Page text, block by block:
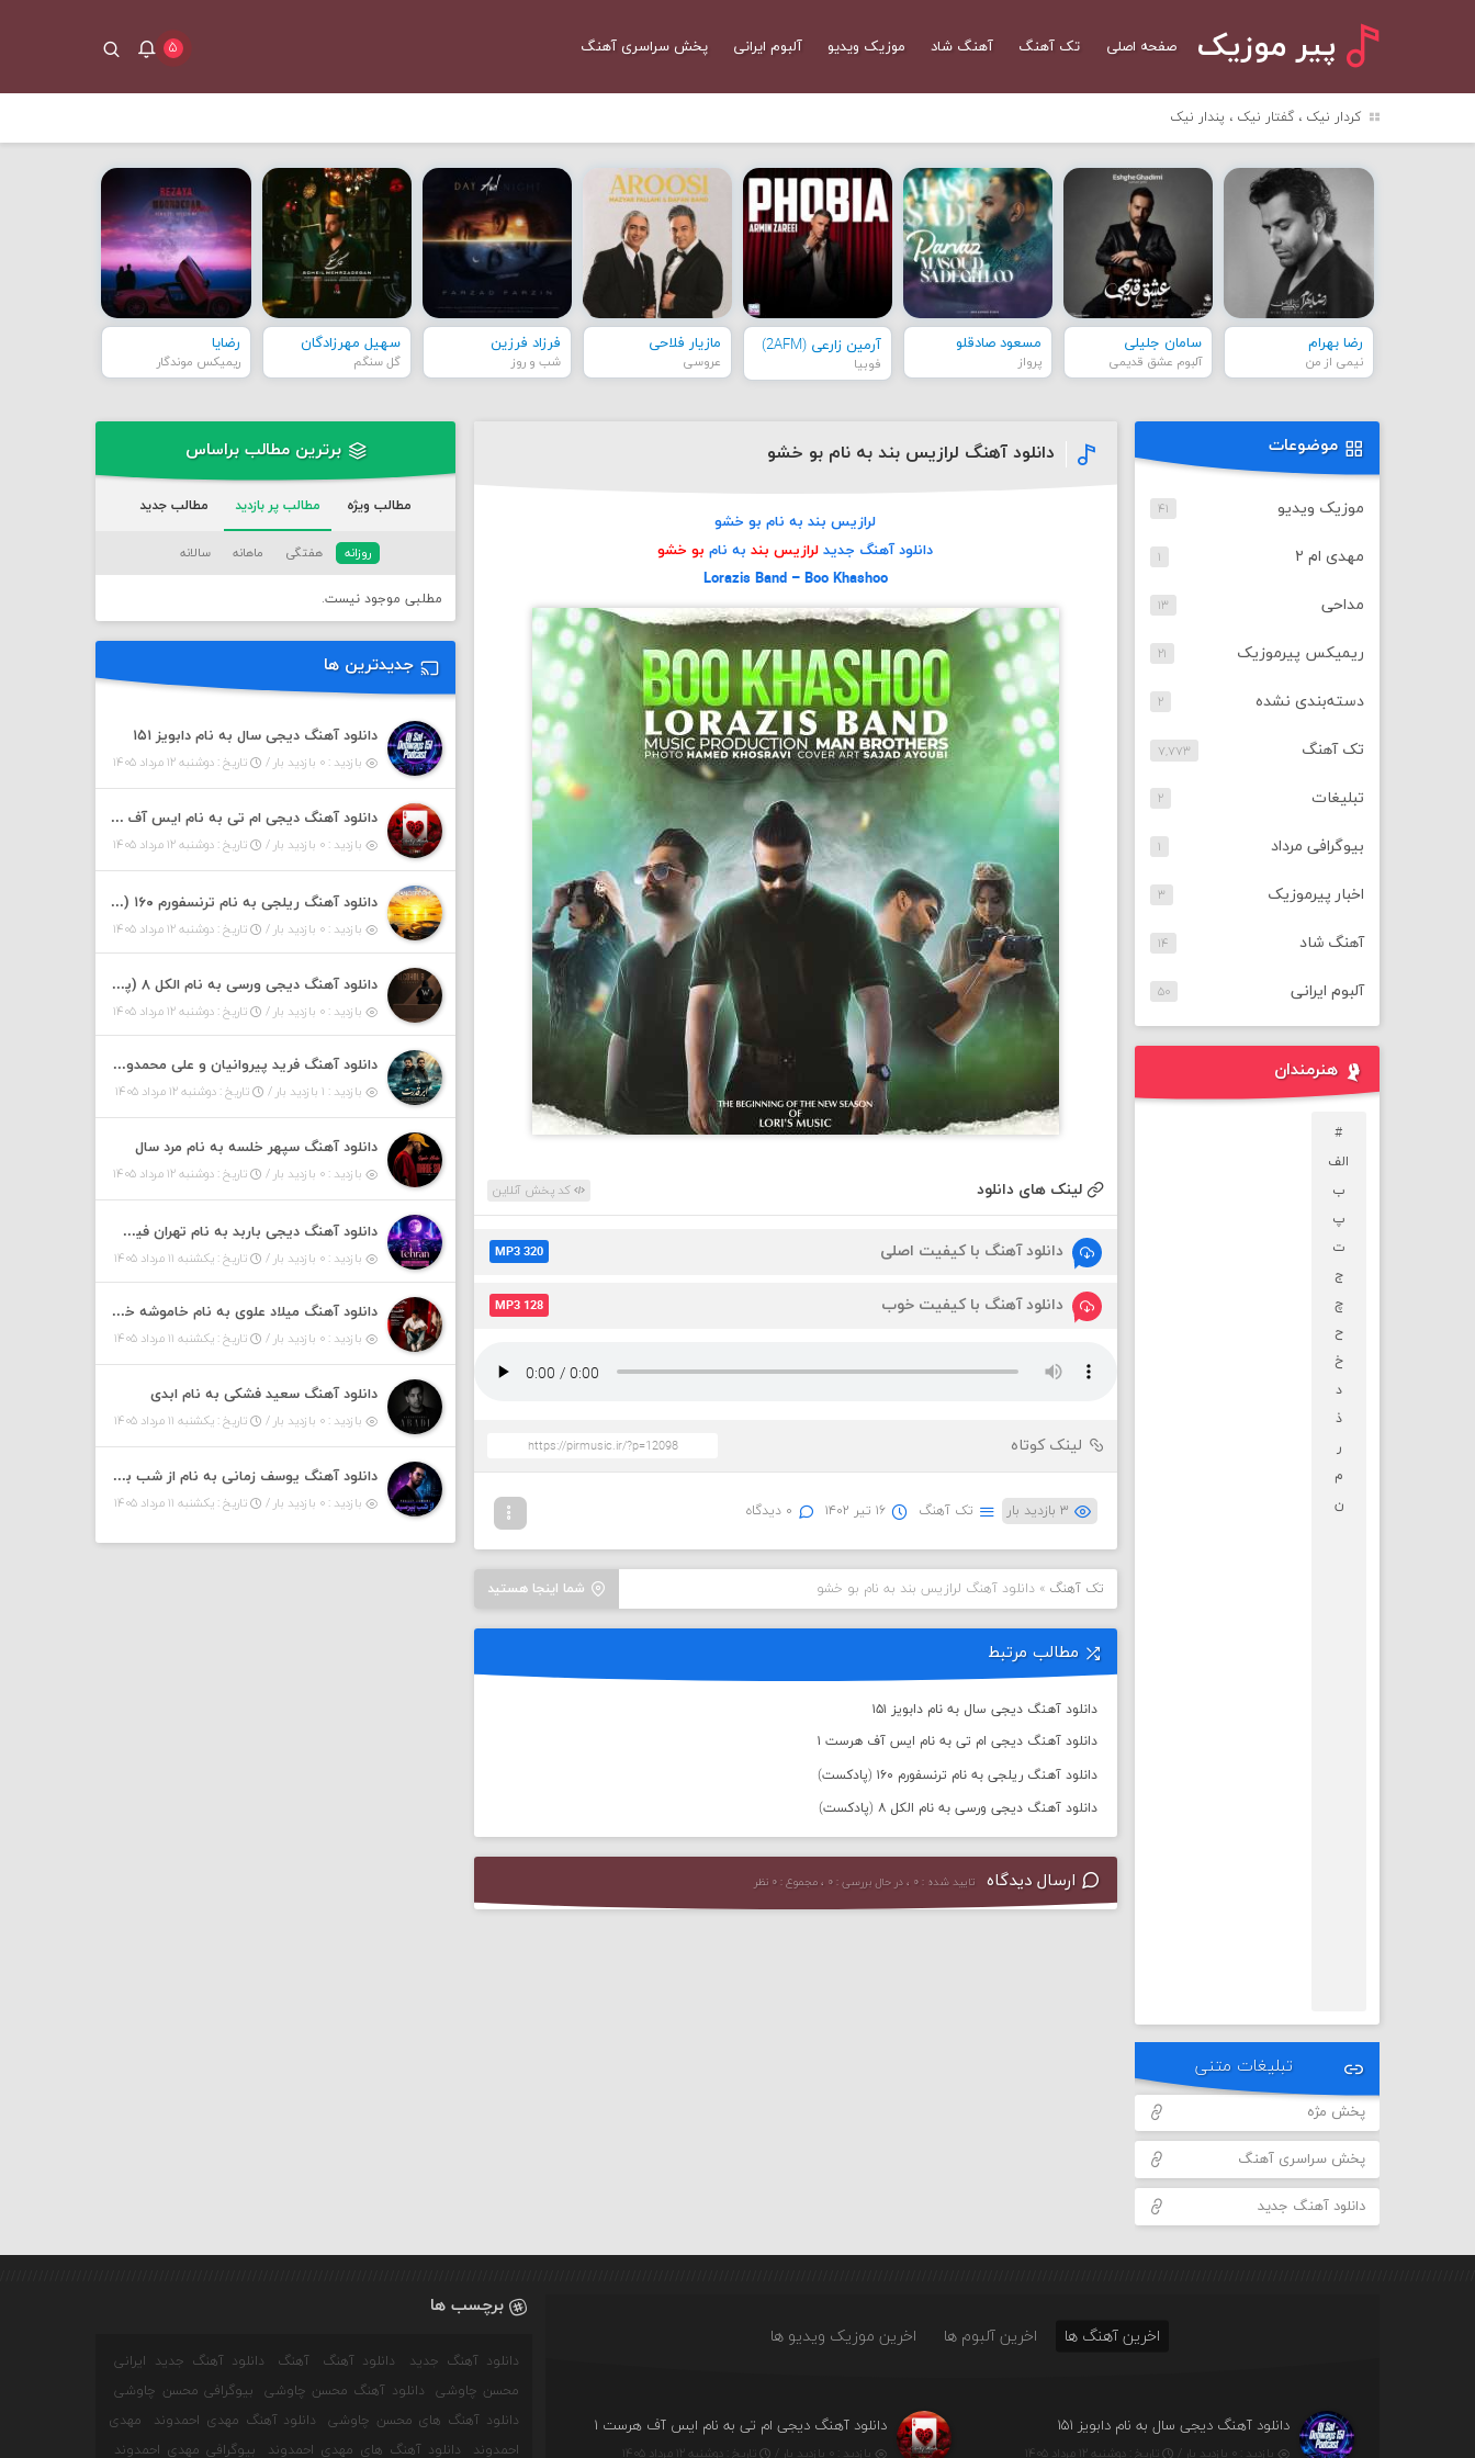
پیر موزیک صفحه اصلی تک آهنگ آهنگ شاد موزیک ویدیو آلبوم ایرانی پخش سراسری آهنگ ۵
کردار نیک ، گفتار نیک ، پندار نیک
رضا بهرام
نیمی از من
سامان جلیلی
آلبوم عشق قدیمی
مسعود صادقلو
پرواز
آرمین زارعی (2AFM)
فوبیا
مازیار فلاحی
عروسی
فرزاد فرزین
شب و روز
سهیل مهرزادگان
گل سنگم
رضایا
ریمیکس موندگار
دانلود آهنگ لرازیس بند به نام بو خشو
لرازیس بند به نام بو خشو
دانلود آهنگ جدیدلرازیس بندبه نام بو خشو
Lorazis Band – Boo Khashoo
لینک های دانلود کد پخش آنلاین
دانلود آهنگ با کیفیت اصلی MP3 320
دانلود آهنگ با کیفیت خوب MP3 128
لینک کوتاه
۳ بازدید بار تک آهنگ ۱۶ تیر ۱۴۰۲ ۰ دیدگاه
شما اینجا هستید تک آهنگ »دانلود آهنگ لرازیس بند به نام بو خشو
مطالب مرتبط
دانلود آهنگ دیجی سال به نام دابویز ۱۵۱
دانلود آهنگ دیجی ام تی به نام ایس آف هرست ۱
دانلود آهنگ ریلجی به نام ترنسفورم ۱۶۰ (پادکست)
دانلود آهنگ دیجی ورسی به نام الکل ۸ (پادکست)
ارسال دیدگاه تایید شده : ۰ ، در حال بررسی : ۰ ، مجموع : ۰ نظر
موضوعات
موزیک ویدیو ۴۱
مهدی ام ۲ ۱
مداحی ۱۳
ریمیکس پیرموزیک ۲۱
دسته‌بندی نشده ۲
تک آهنگ ۷,۷۷۳
تبلیغات ۲
بیوگرافی مرداد ۱
اخبار پیرموزیک ۳
آهنگ شاد ۱۴
آلبوم ایرانی ۵۰
هنرمندان
#
الف
ب
پ
ت
ج
چ
ح
خ
د
ذ
ر
م
ن
تبلیغات متنی
پخش مژه
پخش سراسری آهنگ
دانلود آهنگ جدید
برترین مطالب براساس
مطالب ویژه مطالب پر بازدید مطالب جدید
روزانه هفتگی ماهانه سالانه
مطلبی موجود نیست.
جدیدترین ها
دانلود آهنگ دیجی سال به نام دابویز ۱۵۱
بازدید : ۰ بازدید بار / تاریخ : دوشنبه ۱۲ مرداد ۱۴۰۵
دانلود آهنگ دیجی ام تی به نام ایس آف هرست ۱
بازدید : ۰ بازدید بار / تاریخ : دوشنبه ۱۲ مرداد ۱۴۰۵
دانلود آهنگ ریلجی به نام ترنسفورم ۱۶۰ (پادکست)
بازدید : ۰ بازدید بار / تاریخ : دوشنبه ۱۲ مرداد ۱۴۰۵
دانلود آهنگ دیجی ورسی به نام الکل ۸ (پادکست)
بازدید : ۰ بازدید بار / تاریخ : دوشنبه ۱۲ مرداد ۱۴۰۵
دانلود آهنگ فرید پیروانیان و علی محمدوند به نام اَبَر قدرت
بازدید : ۱ بازدید بار / تاریخ : دوشنبه ۱۲ مرداد ۱۴۰۵
دانلود آهنگ سپهر خلسه به نام مرد سال
بازدید : ۰ بازدید بار / تاریخ : دوشنبه ۱۲ مرداد ۱۴۰۵
دانلود آهنگ دیجی باربد به نام تهران فیت ۵۵ (پادکست)
بازدید : ۰ بازدید بار / تاریخ : یکشنبه ۱۱ مرداد ۱۴۰۵
دانلود آهنگ میلاد علوی به نام خاموشه خطت
بازدید : ۰ بازدید بار / تاریخ : یکشنبه ۱۱ مرداد ۱۴۰۵
دانلود آهنگ سعید فشکی به نام ابدی
بازدید : ۰ بازدید بار / تاریخ : یکشنبه ۱۱ مرداد ۱۴۰۵
دانلود آهنگ یوسف زمانی به نام از شب بپرسین میگه چه روزگاری دارم
بازدید : ۰ بازدید بار / تاریخ : یکشنبه ۱۱ مرداد ۱۴۰۵
اخرین آهنگ ها اخرین آلبوم ها اخرین موزیک ویدیو ها
دانلود آهنگ دیجی سال به نام دابویز ۱۵۱
بازدید : ۰ بازدید بار / تاریخ : دوشنبه ۱۲ مرداد ۱۴۰۵
دانلود آهنگ دیجی ام تی به نام ایس آف هرست ۱
بازدید : ۰ بازدید بار / تاریخ : دوشنبه ۱۲ مرداد ۱۴۰۵
برچسب ها
دانلود آهنگ جدید دانلود آهنگ آهنگ
دانلود آهنگ جدید ایرانی
محسن چاوشی
دانلود آهنگ محسن چاوشی
بیوگرافی محسن چاوشی
دانلود آهنگ های محسن چاوشی
دانلود آهنگ مهدی احمدوند
مهدی
احمدوند
دانلود آهنگ های مهدی احمدوند بیوگرافی مهدی احمدوند